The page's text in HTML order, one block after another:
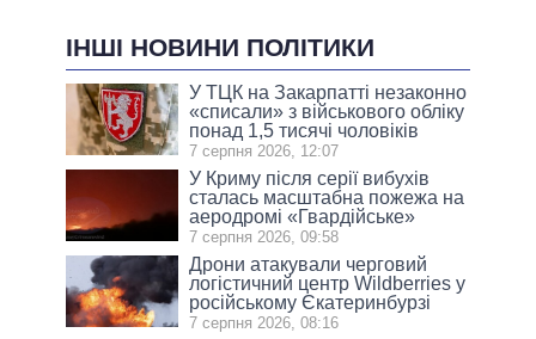
ІНШІ НОВИНИ ПОЛІТИКИ
У ТЦК на Закарпатті незаконно
«списали» з військового обліку
понад 1,5 тисячі чоловіків
7 серпня 2026, 12:07
У Криму після серії вибухів
сталась масштабна пожежа на
аеродромі «Гвардійське»
7 серпня 2026, 09:58
Дрони атакували черговий
логістичний центр Wildberries у
російському Єкатеринбурзі
7 серпня 2026, 08:16